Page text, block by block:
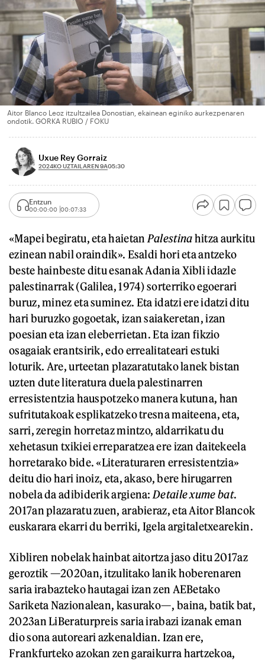
Aitor Blanco Leoz itzultzailea Donostian, ekainean eginiko aurkezpenaren
ondotik. GORKA RUBIO / FOKU
Uxue Rey Gorraiz
2024KO UZTAILAREN 9A05:30
Entzun
00:00:00 00:07:33
«Mapei begiratu, eta haietan Palestinahitza aurkitu
ezinean nabil oraindik». Esaldi hori eta antzeko
beste hainbeste ditu esanak Adania Xibli idazle
palestinarrak (Galilea, 1974) sorterriko egoerari
buruz, minez eta suminez. Eta idatzi ere idatzi ditu
hari buruzko gogoetak, izan saiakeretan, izan
poesian eta izan eleberrietan. Eta izan fikzio
osagaiak erantsirik, edo errealitateari estuki
loturik. Are, urteetan plazaratutako lanek bistan
uzten dute literatura duela palestinarren
erresistentzia hauspotzeko manera kutuna, han
sufritutakoak esplikatzeko tresna maiteena, eta,
sarri, zeregin horretaz mintzo, aldarrikatu du
xehetasun txikiei erreparatzea ere izan daitekeela
horretarako bide. «Literaturaren erresistentzia»
deitu dio hari inoiz, eta, akaso, bere hirugarren
nobela da adibiderik argiena: Detaile xume bat.
2017an plazaratu zuen, arabieraz, eta Aitor Blancok
euskarara ekarri du berriki, Igela argitaletxearekin.
Xibliren nobelak hainbat aitortza jaso ditu 2017az
geroztik —2020an, itzulitako lanik hoberenaren
saria irabazteko hautagai izan zen AEBetako
Sariketa Nazionalean, kasurako—, baina, batik bat,
2023an LiBeraturpreis saria irabazi izanak eman
dio sona autoreari azkenaldian. Izan ere,
Frankfurteko azokan zen garaikurra hartzekoa,